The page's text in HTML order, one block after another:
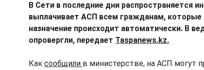
В Сети в последние дни распространяется
выплачивает АСП всем гражданам, которые
назначение происходит автоматически. В
опровергли, передает Taspanews.kz.
Каксообщили в министерстве, на АСП могут